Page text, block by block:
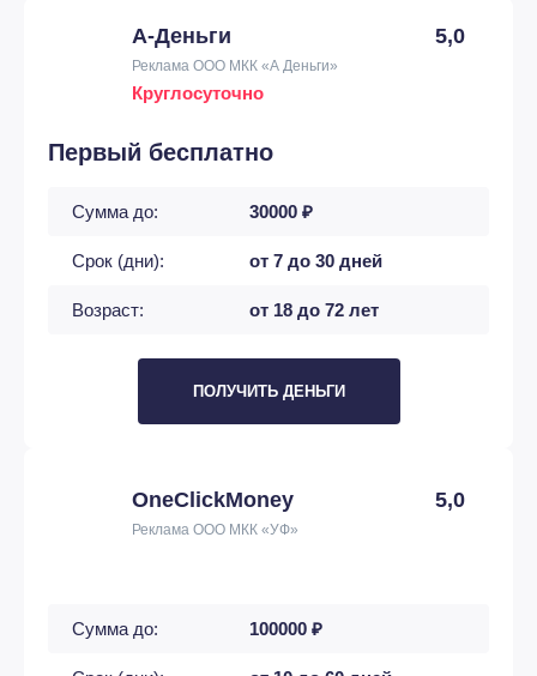
А-Деньги 5,0
Реклама ООО МКК «А Деньги»
Круглосуточно
Первый бесплатно
Сумма до: 30000 ₽
Срок (дни): от 7 до 30 дней
Возраст: от 18 до 72 лет
ПОЛУЧИТЬ ДЕНЬГИ
OneClickMoney 5,0
Реклама ООО МКК «УФ»
Сумма до: 100000 ₽